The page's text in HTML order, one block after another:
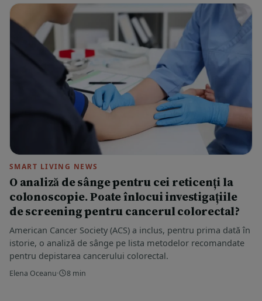
SMART LIVING NEWS
O analiză de sânge pentru cei reticenți la
colonoscopie. Poate înlocui investigațiile
de screening pentru cancerul colorectal?
American Cancer Society (ACS) a inclus, pentru prima dată în
istorie, o analiză de sânge pe lista metodelor recomandate
pentru depistarea cancerului colorectal.
Elena Oceanu· 8 min